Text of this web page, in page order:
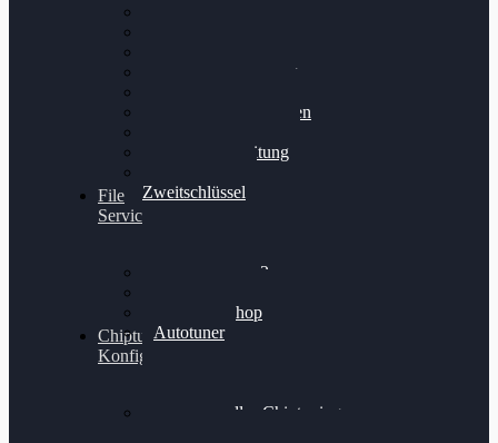
Getriebeoptimierung
Bremsscheiben planen
Felgenaufbereitung
Zweitschlüssel
File
Service
Alientech Kess3
Alientech Shop
Autotuner
Chiptuning
Konfigurator
Professionelles Chiptuning